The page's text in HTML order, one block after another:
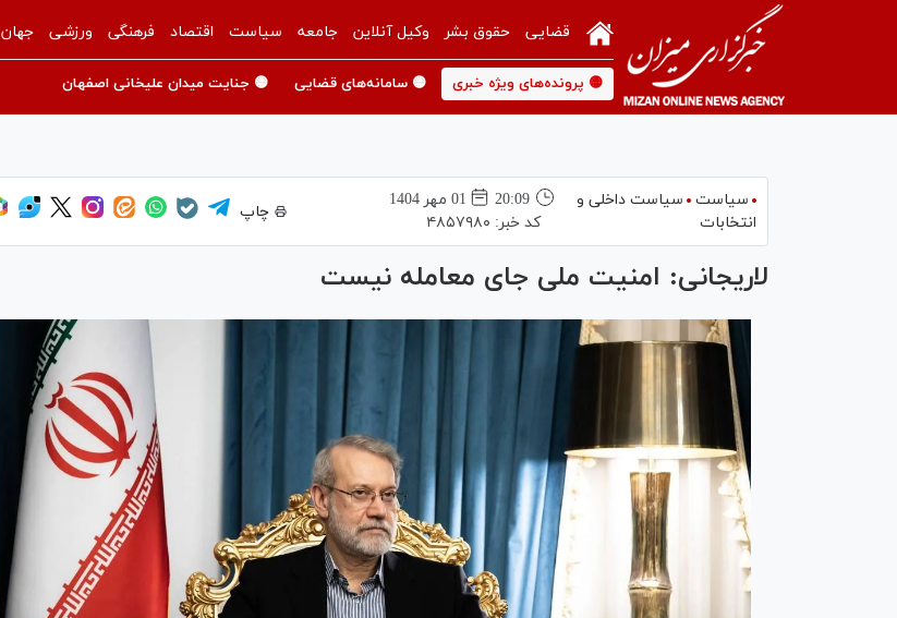
قضایی حقوق بشر وکیل آنلاین جامعه سیاست اقتصاد فرهنگی ورزشی جهان
🟡 پرونده‌های ویژه خبری 🟡 سامانه‌های قضایی 🟡 جنایت میدان علیخانی اصفهان
سیاست
سیاست داخلی و
انتخابات
20:09
01 مهر 1404
کد خبر: ۴۸۵۷۹۸۰
چاپ
لاریجانی: امنیت ملی جای معامله نیست